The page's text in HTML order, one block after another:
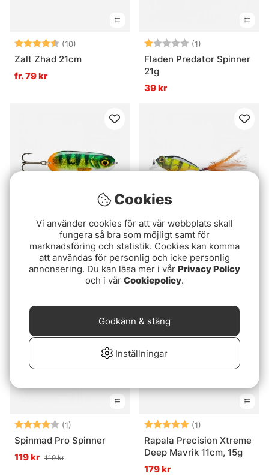
Betyg: (10)
4.6 utav 5 stjärnor
Zalt Zhad 21cm
fr. 79 kr
Betyg: (1)
Fladen Predator Spinner
21g
39 kr
(5)4.8 utav 5 stjärnor
Rapala Nauvo
fr. 115 kr
Betyg: (1)5.0 utav 5
Fladen Maxximus
Predator Cranking Roach
50mm
55 kr
Betyg: (1)
4.0 utav 5 stjärnor
Spinmad Pro Spinner
119 kr 119 kr
Betyg: (1)
Rapala Precision Xtreme
Deep Mavrik 11cm, 15g
179 kr
Cookies
Vi använder cookies för att vår webbplats skall
fungera så bra som möjligt samt för
marknadsföring och statistik. Cookies kan komma
att användas för personlig och icke personlig
annonsering. Du kan läsa mer i vår Privacy Policy
och i vår Cookiepolicy.
Inställningar
Godkänn & stäng